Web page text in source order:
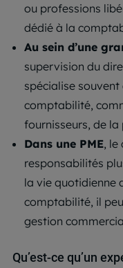
ou professions
dédié à la
Au sein d’une
supervision du
spécialise
comptabilité,
fournisseurs, de la
Dans une PME, le
responsabilités
la vie quotidienne
comptabilité, il
gestion
Qu’est-ce qu’un